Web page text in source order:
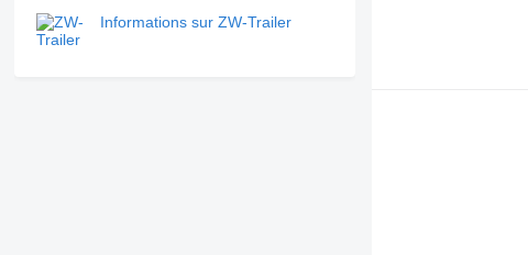
Informations sur ZW-Trailer